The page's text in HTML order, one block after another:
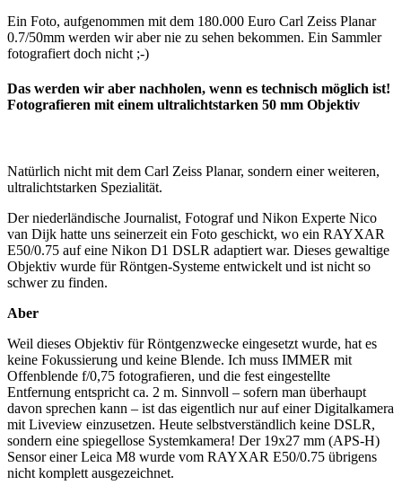
Ein Foto, aufgenommen mit dem 180.000 Euro Carl Zeiss Planar
0.7/50mm werden wir aber nie zu sehen bekommen. Ein Sammler
fotografiert doch nicht ;-)
Das werden wir aber nachholen, wenn es technisch möglich ist!
Fotografieren mit einem ultralichtstarken 50 mm Objektiv
Natürlich nicht mit dem Carl Zeiss Planar, sondern einer weiteren,
ultralichtstarken Spezialität.
Der niederländische Journalist, Fotograf und Nikon Experte Nico
van Dijk hatte uns seinerzeit ein Foto geschickt, wo ein RAYXAR
E50/0.75 auf eine Nikon D1 DSLR adaptiert war. Dieses gewaltige
Objektiv wurde für Röntgen-Systeme entwickelt und ist nicht so
schwer zu finden.
Aber
Weil dieses Objektiv für Röntgenzwecke eingesetzt wurde, hat es
keine Fokussierung und keine Blende. Ich muss IMMER mit
Offenblende f/0,75 fotografieren, und die fest eingestellte
Entfernung entspricht ca. 2 m. Sinnvoll – sofern man überhaupt
davon sprechen kann – ist das eigentlich nur auf einer Digitalkamera
mit Liveview einzusetzen. Heute selbstverständlich keine DSLR,
sondern eine spiegellose Systemkamera! Der 19x27 mm (APS-H)
Sensor einer Leica M8 wurde vom RAYXAR E50/0.75 übrigens
nicht komplett ausgezeichnet.